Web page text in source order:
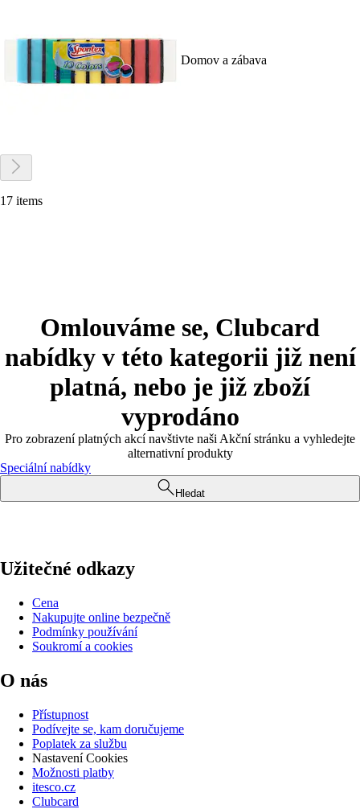
Domov a zábava
17 items
Omlouváme se, Clubcard
nabídky v této kategorii již není
platná, nebo je již zboží
vyprodáno
Pro zobrazení platných akcí navštivte naši Akční stránku a vyhledejte
alternativní produkty
Speciální nabídky
Hledat
Užitečné odkazy
Cena
Nakupujte online bezpečně
Podmínky používání
Soukromí a cookies
O nás
Přístupnost
Podívejte se, kam doručujeme
Poplatek za službu
Nastavení Cookies
Možnosti platby
itesco.cz
Clubcard